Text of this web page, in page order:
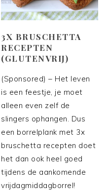
3X BRUSCHETTA
RECEPTEN
(GLUTENVRIJ)
(Sponsored) – Het leven
is een feestje, je moet
alleen even zelf de
slingers ophangen. Dus
een borrelplank met 3x
bruschetta recepten doet
het dan ook heel goed
tijdens de aankomende
vrijdagmiddagborrel!